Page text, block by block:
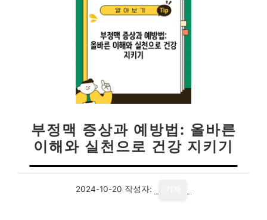
부정맥 증상과 예방법: 올바른
이해와 실천으로 건강 지키기
2024-10-20 작성자: